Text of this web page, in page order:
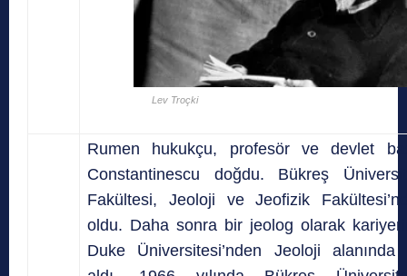
Lev Troçki
Rumen hukukçu, profesör ve devlet
Constantinescu doğdu. Bükreş
Fakültesi, Jeoloji ve Jeofizik
oldu. Daha sonra bir jeolog olarak
Duke Üniversitesi’nden Jeoloji alanında